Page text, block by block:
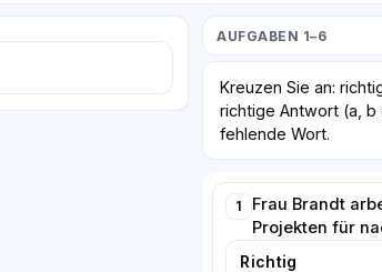
AUFGABEN 1–6
Kreuzen Sie an:
richtige Antwort (a,
fehlende Wort.
1
Frau Brandt
Projekten für
Richtig